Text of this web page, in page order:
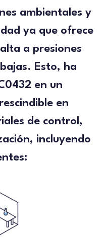
ambientales y
ya que ofrece
a presiones
. Esto, ha
en un
en
de control,
incluyendo